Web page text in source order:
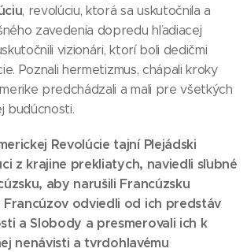
, revolúciu, ktorá sa uskutočnila a
zavedenia dopredu hľadiacej
vizionári, ktorí boli dedičmi
Poznali hermetizmus, chápali kroky
predchádzali a mali pre všetkých
budúcnosti.
Revolúcie tajní Plejádski
z krajine prekliatych, naviedli sľubné
aby narušili Francúzsku
Francúzov odviedli od ich predstáv
a Slobody a presmerovali ich k
nenávisti a tvrdohlavému